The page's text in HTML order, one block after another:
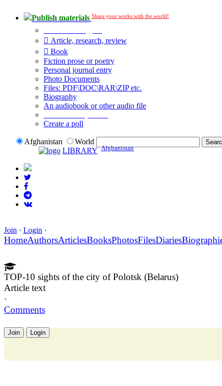
Publish materials Share your works with the world!
Article, research, review
Book
Fiction prose or poetry
Personal journal entry
Photo Documents
Files: PDF\DOC\RAR\ZIP etc.
Biography
An audiobook or other audio file
Create a poll
Afghanistan
World
LIBRARY Afghanistan
Join · Login ·
HomeAuthorsArticlesBooksPhotosFilesDiaries
TOP-10 sights of the city of Polotsk (Belarus)
Article text
·
Comments
Join Login